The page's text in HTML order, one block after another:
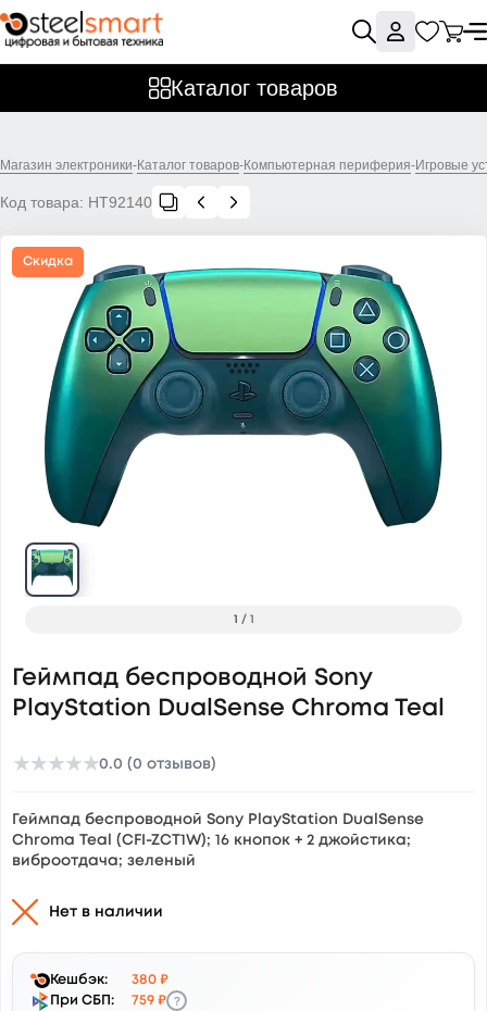
Каталог товаров
Магазин электроники-Каталог товаров-Компьютерная периферия-Игровые
Код товара: НТ92140
Скидка
1 / 1
Геймпад беспроводной Sony
PlayStation DualSense Chroma Teal
★★★★★0.0 (0 отзывов)
Геймпад беспроводной Sony PlayStation DualSense
Chroma Teal (CFI-ZCT1W); 16 кнопок + 2 джойстика;
виброотдача; зеленый
Нет в наличии
Кешбэк:
380 ₽
При СБП:
759 ₽ ?